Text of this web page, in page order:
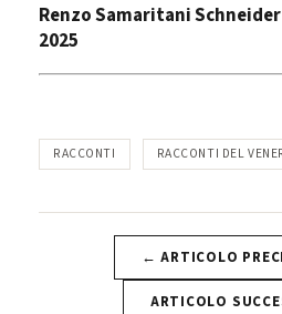
Renzo Samaritani
2025
RACCONTI RACCONTI DEL
← ARTICOLO
ARTICOLO